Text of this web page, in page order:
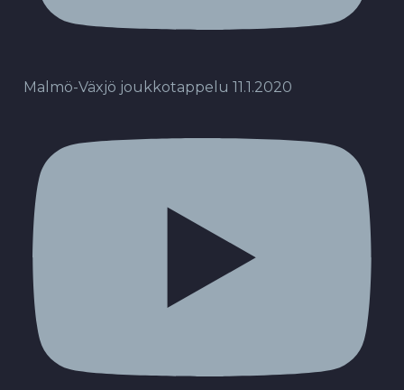
Malmö-Växjö joukkotappelu 11.1.2020